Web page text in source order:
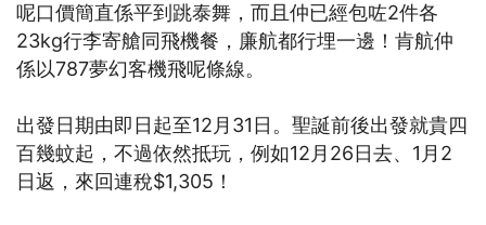
呢口價簡直係平到跳泰舞，而且仲已經包咗2件各
23kg行李寄艙同飛機餐，廉航都行埋一邊！肯航仲
係以787夢幻客機飛呢條線。
出發日期由即日起至12月31日。聖誕前後出發就貴四
百幾蚊起，不過依然抵玩，例如12月26日去、1月2
日返，來回連稅$1,305！